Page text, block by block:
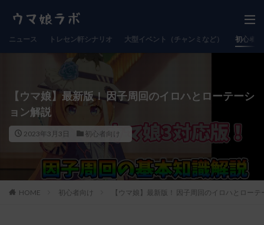
ニュース トレセン軒シナリオ 大型イベント（チャンミなど） 初心者
【ウマ娘】最新版！ 因子周回のイロハとローテーシ
ョン解説
2023年3月3日 初心者向け
HOME 初心者向け 【ウマ娘】最新版！ 因子周回のイロハとロー